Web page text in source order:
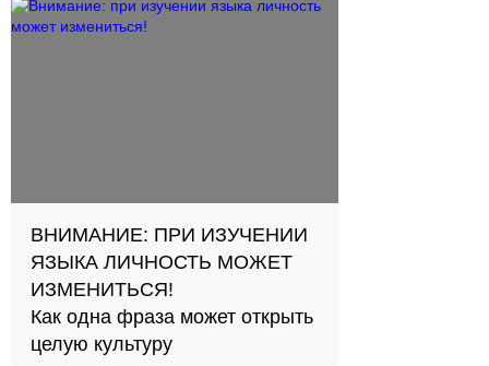
ВНИМАНИЕ: ПРИ ИЗУЧЕНИИ
ЯЗЫКА ЛИЧНОСТЬ МОЖЕТ
ИЗМЕНИТЬСЯ!
Как одна фраза может открыть
целую культуру